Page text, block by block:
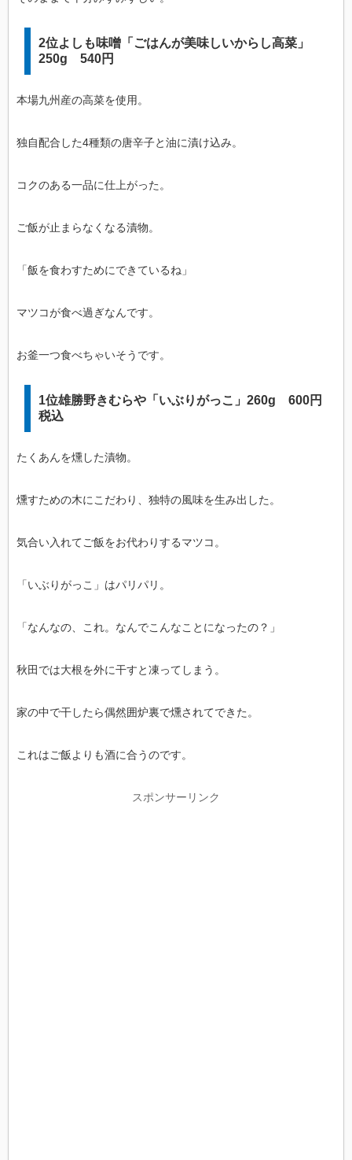
2位よしも味噌「ごはんが美味しいからし高菜」
250g 540円
本場九州産の高菜を使用。
独自配合した4種類の唐辛子と油に漬け込み。
コクのある一品に仕上がった。
ご飯が止まらなくなる漬物。
「飯を食わすためにできているね」
マツコが食べ過ぎなんです。
お釜一つ食べちゃいそうです。
1位雄勝野きむらや「いぶりがっこ」260g 600円
税込
たくあんを燻した漬物。
燻すための木にこだわり、独特の風味を生み出した。
気合い入れてご飯をお代わりするマツコ。
「いぶりがっこ」はパリパリ。
「なんなの、これ。なんでこんなことになったの？」
秋田では大根を外に干すと凍ってしまう。
家の中で干したら偶然囲炉裏で燻されてできた。
これはご飯よりも酒に合うのです。
スポンサーリンク